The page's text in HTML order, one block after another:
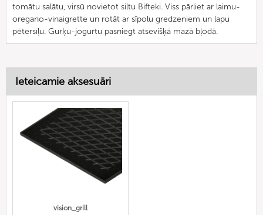
tomātu salātu, virsū novietot siltu Bifteki. Viss pārliet ar laimu-
oregano-vinaigrette un rotāt ar sīpolu gredzeniem un lapu
pētersīļu. Gurķu-jogurtu pasniegt atsevišķā mazā bļodā.
Ieteicamie aksesuāri
vision_grill